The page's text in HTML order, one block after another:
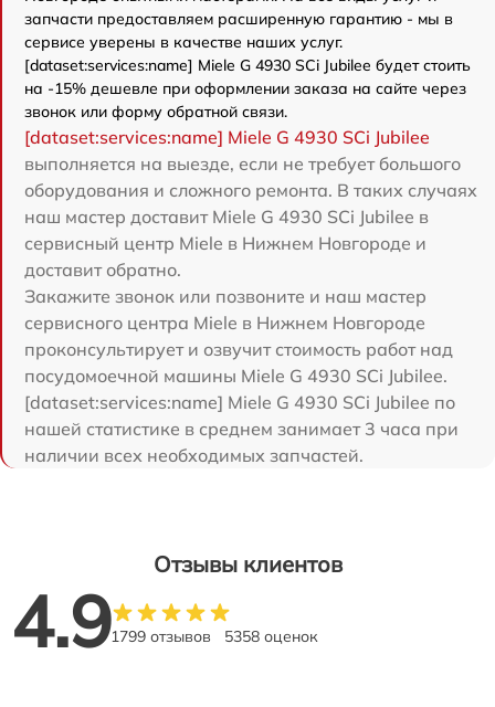
запчасти предоставляем расширенную гарантию - мы в
сервисе уверены в качестве наших услуг.
[dataset:services:name] Miele G 4930 SCi Jubilee будет стоить
на -15% дешевле при оформлении заказа на сайте через
звонок или форму обратной связи.
[dataset:services:name] Miele G 4930 SCi Jubilee
выполняется на выезде, если не требует большого
оборудования и сложного ремонта. В таких случаях
наш мастер доставит Miele G 4930 SCi Jubilee в
сервисный центр Miele в Нижнем Новгороде и
доставит обратно.
Закажите звонок или позвоните и наш мастер
сервисного центра Miele в Нижнем Новгороде
проконсультирует и озвучит стоимость работ над
посудомоечной машины Miele G 4930 SCi Jubilee.
[dataset:services:name] Miele G 4930 SCi Jubilee по
нашей статистике в среднем занимает 3 часа при
наличии всех необходимых запчастей.
Отзывы клиентов
4.91799 отзывов 5358 оценок